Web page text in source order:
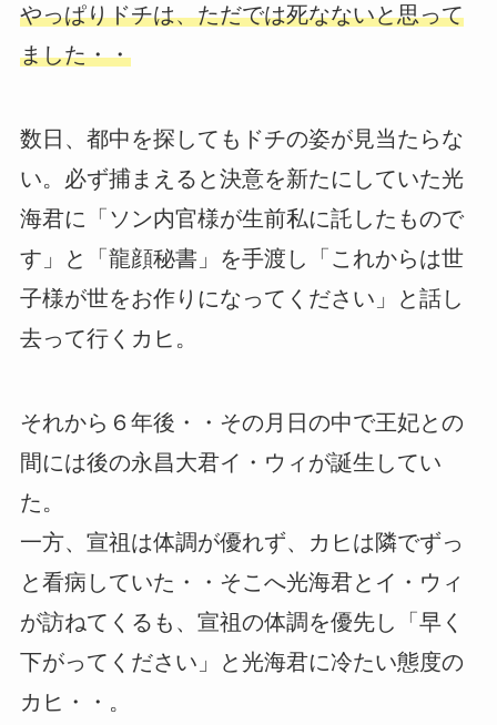
やっぱりドチは、ただでは死なないと思って
ました・・
数日、都中を探してもドチの姿が見当たらな
い。必ず捕まえると決意を新たにしていた光
海君に「ソン内官様が生前私に託したもので
す」と「龍顔秘書」を手渡し「これからは世
子様が世をお作りになってください」と話し
去って行くカヒ。
それから６年後・・その月日の中で王妃との
間には後の永昌大君イ・ウィが誕生してい
た。
一方、宣祖は体調が優れず、カヒは隣でずっ
と看病していた・・そこへ光海君とイ・ウィ
が訪ねてくるも、宣祖の体調を優先し「早く
下がってください」と光海君に冷たい態度の
カヒ・・。